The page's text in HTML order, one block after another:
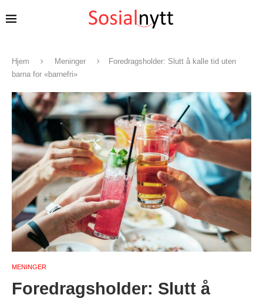
Hjem Meninger
Foredragsholder: Slutt å kalle tid uten
barna for «barnefri»
MENINGER
Foredragsholder: Slutt å